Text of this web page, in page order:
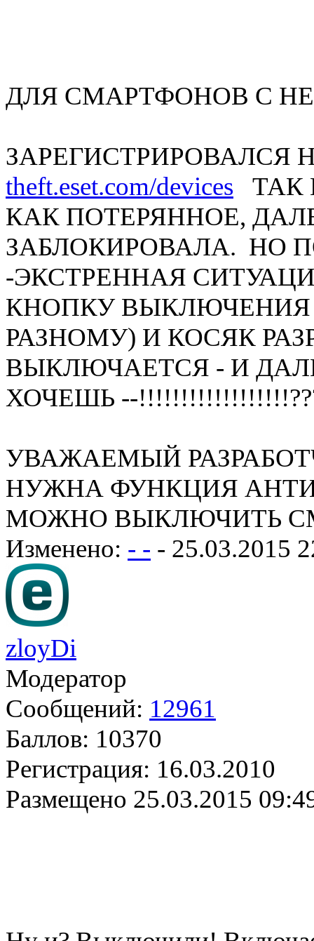
ДЛЯ СМАРТФОНОВ С
ЗАРЕГИСТРИРОВАЛСЯ
theft.eset.com/devices ТАК
КАК ПОТЕРЯННОЕ,
ЗАБЛОКИРОВАЛА. НО
-ЭКСТРЕННАЯ
КНОПКУ
РАЗНОМУ) И КОСЯК
ВЫКЛЮЧАЕТСЯ - И
ХОЧЕШЬ --
УВАЖАЕМЫЙ
НУЖНА ФУНКЦИЯ
МОЖНО ВЫКЛЮЧИТЬ
Изменено: - - - 25.03.2015
zloyDi
Модератор
Сообщений: 12961
Баллов: 10370
Регистрация: 16.03.2010
Размещено 25.03.2015